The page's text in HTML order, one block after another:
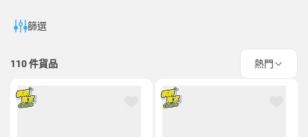
篩選
110件貨品 熱門